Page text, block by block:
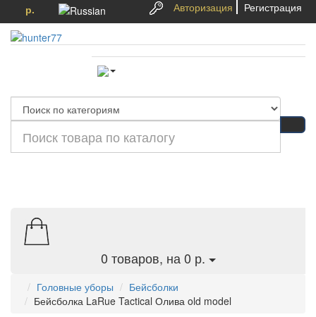
р. Авторизация Регистрация
0 товаров, на 0 р.
Головные уборы
Бейсболки
Бейсболка LaRue Tactical Олива old model